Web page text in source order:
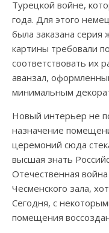
Турецкой войне,
года. Для этого
была заказана
картины требовали
соответствовать их
аванзал,
минимальным
Новый интерьер не
назначение
церемоний сюда
высшая знать
Отечественная
Чесменского зала,
Сегодня, с
помещения